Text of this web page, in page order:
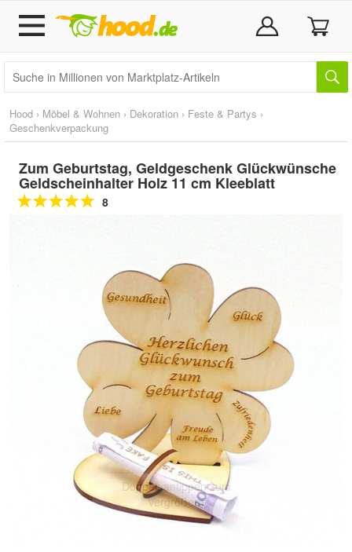
Hood › Möbel & Wohnen › Dekoration › Feste & Partys ›
Geschenkverpackung
Zum Geburtstag, Geldgeschenk Glückwünsche
Geldscheinhalter Holz 11 cm Kleeblatt
8
Doppelt antippen zum
vergrößern